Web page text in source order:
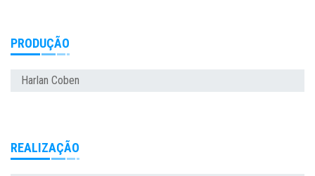
PRODUÇÃO
Harlan Coben
REALIZAÇÃO